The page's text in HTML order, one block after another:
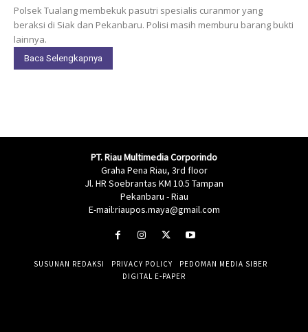
Polsek Tualang membekuk pasutri spesialis curanmor yang
beraksi di Siak dan Pekanbaru. Polisi masih memburu barang bukti
lainnya.
Baca Selengkapnya
PT. Riau Multimedia Corporindo
Graha Pena Riau, 3rd floor
Jl. HR Soebrantas KM 10.5 Tampan
Pekanbaru - Riau
E-mail:riaupos.maya@gmail.com
SUSUNAN REDAKSI PRIVACY POLICY
PEDOMAN MEDIA SIBER
DIGITAL E-PAPER